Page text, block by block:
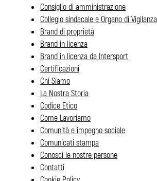
Consiglio di amministrazione
Collegio sindacale e Organo di Vigilanza
Brand di proprietà
Brand in licenza
Brand in licenza da Intersport
Certificazioni
Chi Siamo
La Nostra Storia
Codice Etico
Come Lavoriamo
Comunità e impegno sociale
Comunicati stampa
Conosci le nostre persone
Contatti